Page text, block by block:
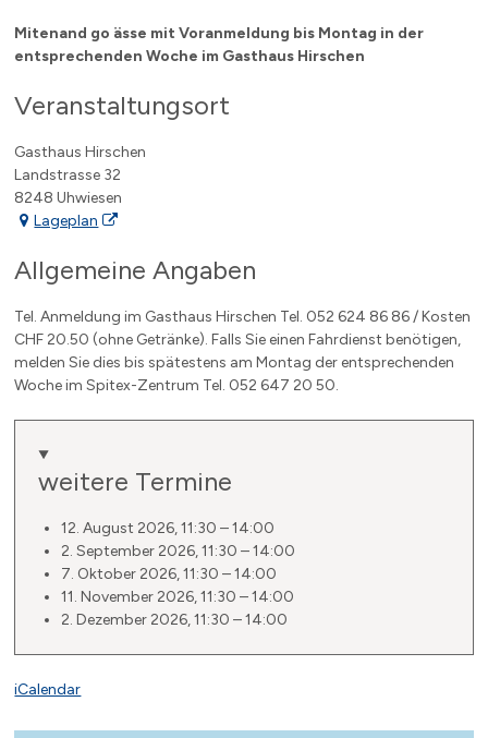
Mitenand go ässe mit Voranmeldung bis Montag in der
entsprechenden Woche im Gasthaus Hirschen
Veranstaltungsort
Gasthaus Hirschen
Landstrasse 32
8248 Uhwiesen
Lageplan
Allgemeine Angaben
Tel.Anmeldung im Gasthaus Hirschen Tel. 052 624 86 86 / Kosten
CHF 20.50 (ohne Getränke). Falls Sie einen Fahrdienst benötigen,
melden Sie dies bis spätestens am Montag der entsprechenden
Woche im Spitex-Zentrum Tel. 052 647 20 50.
weitere Termine
12. August 2026, 11:30 – 14:00
2. September 2026, 11:30 – 14:00
7. Oktober 2026, 11:30 – 14:00
11. November 2026, 11:30 – 14:00
2. Dezember 2026, 11:30 – 14:00
iCalendar